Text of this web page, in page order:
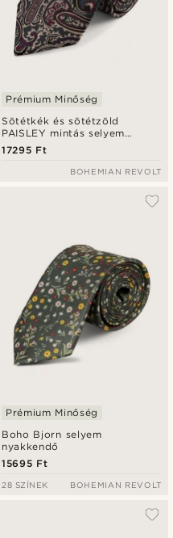
Sötétkék és sötétzöld
PAISLEY mintás selyem
nyakkendő | 8 cm
Prémium Minőség
17295 Ft
BOHEMIAN REVOLT
Boho Bjorn selyem
nyakkendő
Prémium Minőség
15695 Ft
28 SZÍNEK BOHEMIAN REVOLT